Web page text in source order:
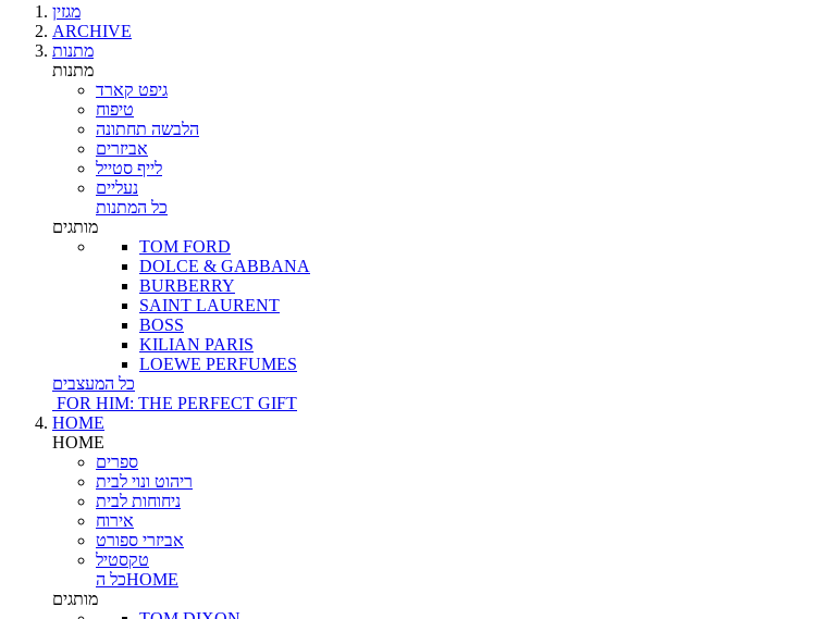
מגזין
ARCHIVE
מתנות
מתנות
גיפט קארד
טיפוח
הלבשה תחתונה
אביזרים
לייף סטייל
נעליים
כל המתנות
מותגים
TOM FORD
DOLCE & GABBANA
BURBERRY
SAINT LAURENT
BOSS
KILIAN PARIS
LOEWE PERFUMES
כל המעצבים
FOR HIM: THE PERFECT GIFT
HOME
HOME
ספרים
ריהוט ונוי לבית
ניחוחות לבית
אירוח
אביזרי ספורט
טקסטיל
כל הHOME
מותגים